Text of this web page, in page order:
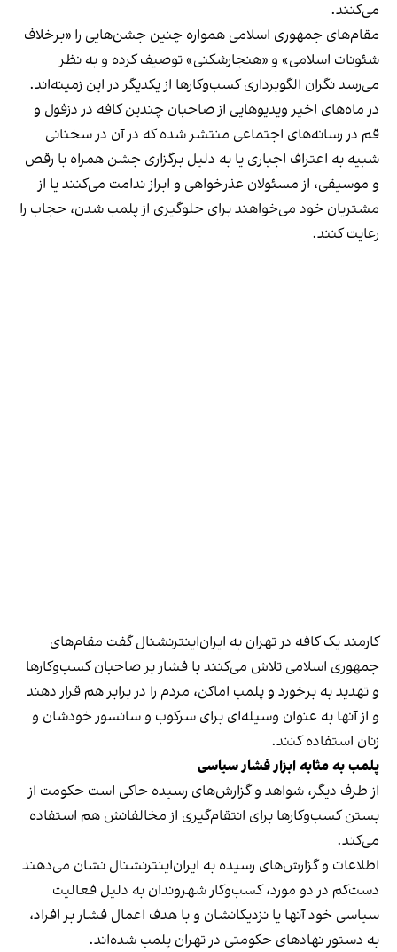
می‌کنند.
مقام‌های جمهوری اسلامی همواره چنین جشن‌هایی را «برخلاف
شئونات اسلامی» و «هنجارشکنی» توصیف کرده و به نظر
می‌رسد نگران الگوبرداری کسب‌وکارها از یکدیگر در این زمینه‌اند.
در ماه‌های اخیر ویدیوهایی از صاحبان چندین کافه در دزفول و
قم در رسانه‌های اجتماعی منتشر شده که در آن در سخنانی
شبیه به اعتراف اجباری یا به دلیل برگزاری جشن همراه با رقص
و موسیقی، از مسئولان عذرخواهی و ابراز ندامت می‌کنند یا از
مشتریان خود می‌خواهند برای جلوگیری از پلمب شدن، حجاب را
رعایت کنند.
کارمند یک کافه در تهران به ایران‌اینترنشنال گفت مقام‌های
جمهوری اسلامی تلاش می‌کنند با فشار بر صاحبان کسب‌وکارها
و تهدید به برخورد و پلمب اماکن، مردم را در برابر هم قرار دهند
و از آنها به عنوان وسیله‌ای برای سرکوب و سانسور خودشان و
زنان استفاده کنند.
پلمب به مثابه ابزار فشار سیاسی
از طرف دیگر، شواهد و گزارش‌های رسیده حاکی است حکومت از
بستن کسب‌وکارها برای انتقام‌گیری از مخالفانش هم استفاده
می‌کند.
اطلاعات و گزارش‌های رسیده به ایران‌اینترنشنال نشان می‌دهند
دست‌کم در دو مورد، کسب‌وکار شهروندان به دلیل فعالیت
سیاسی خود آنها یا نزدیکانشان و با هدف اعمال فشار بر افراد،
به دستور نهادهای حکومتی در تهران پلمب شده‌اند.